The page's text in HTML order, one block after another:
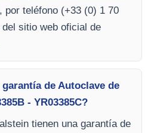
por teléfono (+33 (0) 1 70
sitio web oficial de
de Autoclave de
- YR03385C?
tienen una garantía de